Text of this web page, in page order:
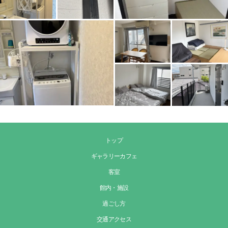
トップ
ギャラリーカフェ
客室
館内・施設
過ごし方
交通アクセス